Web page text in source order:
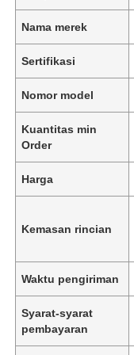
Nama merek
Sertifikasi
Nomor model
Kuantitas min
Order
Harga
Kemasan rincian
Waktu pengiriman
Syarat-syarat
pembayaran